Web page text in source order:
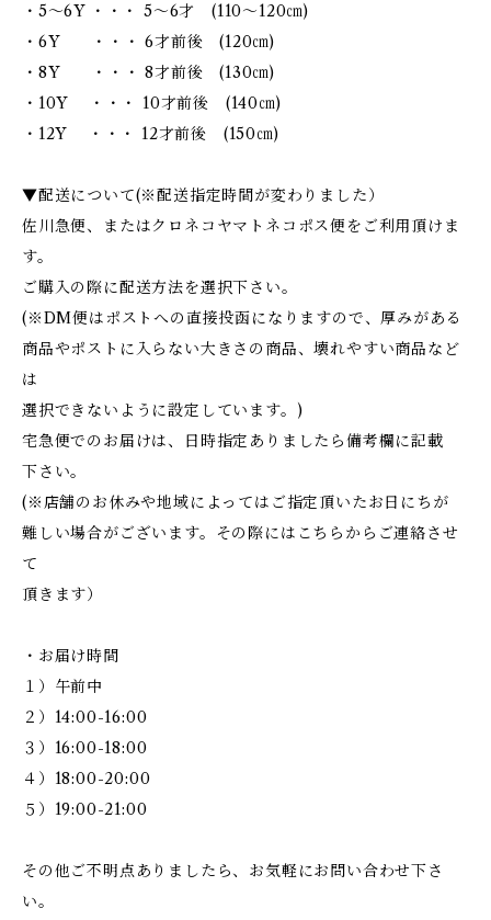
・5～6Y ・・・ 5～6才 (110～120㎝)
・6Y ・・・ 6才前後 (120㎝)
・8Y ・・・ 8才前後 (130㎝)
・10Y ・・・ 10才前後 (140㎝)
・12Y ・・・ 12才前後 (150㎝)
▼配送について(※配送指定時間が変わりました）
佐川急便、またはクロネコヤマトネコポス便をご利用頂けま
す。
ご購入の際に配送方法を選択下さい。
(※DM便はポストへの直接投函になりますので、厚みがある
商品やポストに入らない大きさの商品、壊れやすい商品など
は
選択できないように設定しています。)
宅急便でのお届けは、日時指定ありましたら備考欄に記載
下さい。
(※店舗のお休みや地域によってはご指定頂いたお日にちが
難しい場合がございます。その際にはこちらからご連絡させ
て
頂きます）
・お届け時間
１）午前中
２）14:00-16:00
３）16:00-18:00
４）18:00-20:00
５）19:00-21:00
その他ご不明点ありましたら、お気軽にお問い合わせ下さ
い。